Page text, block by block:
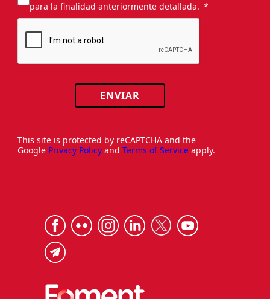
para la finalidad anteriormente detallada.
ENVIAR
This site is protected by reCAPTCHA and the
Google Privacy Policy and Terms of Service apply.